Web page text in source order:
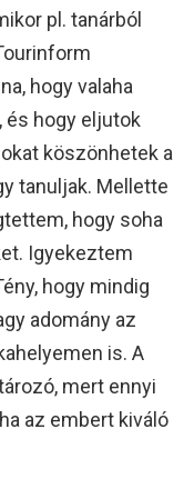
pl. tanárból
hogy valaha
és hogy eljutok
köszönhetek a
tanuljak. Mellette
hogy soha
Igyekeztem
hogy mindig
adomány az
is. A
mert ennyi
az embert kiváló